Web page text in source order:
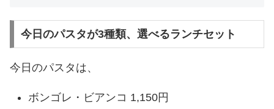
今日のパスタが3種類、選べるランチセット
今日のパスタは、
ボンゴレ・ビアンコ 1,150円